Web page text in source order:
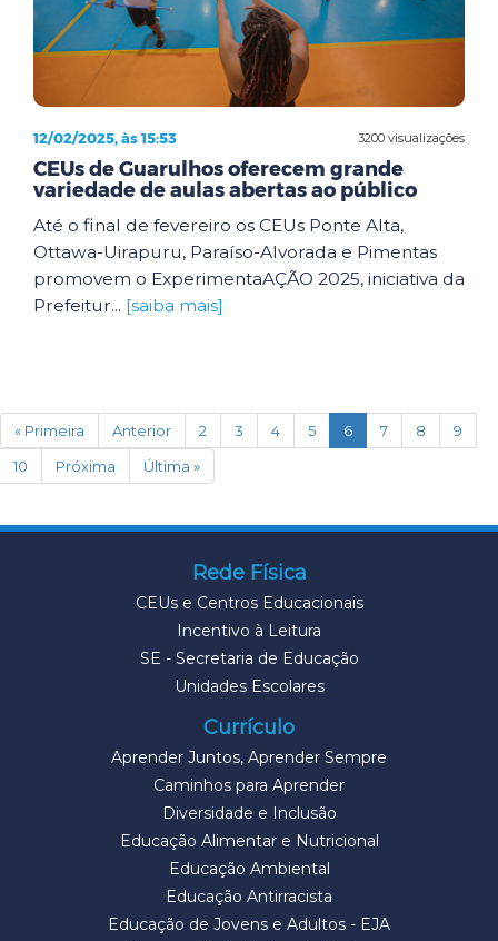
3200 visualizações
12/02/2025, às 15:53
CEUs de Guarulhos oferecem grande
variedade de aulas abertas ao público
Até o final de fevereiro os CEUs Ponte Alta,
Ottawa-Uirapuru, Paraíso-Alvorada e Pimentas
promovem o ExperimentaAÇÃO 2025, iniciativa da
Prefeitur... [saiba mais]
« Primeira Anterior 2 3 4 5 6(current)
7 8
9
10
Próxima Última »
Rede Física
CEUs e Centros Educacionais
Incentivo à Leitura
SE - Secretaria de Educação
Unidades Escolares
Currículo
Aprender Juntos, Aprender Sempre
Caminhos para Aprender
Diversidade e Inclusão
Educação Alimentar e Nutricional
Educação Ambiental
Educação Antirracista
Educação de Jovens e Adultos - EJA